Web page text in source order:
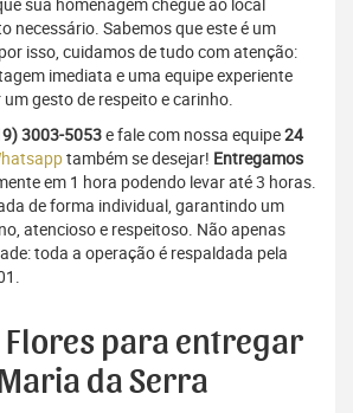
necessário. Sabemos que este é um
isso, cuidamos de tudo com atenção:
imediata e uma equipe experiente
gesto de respeito e carinho.
3003-5053e fale com nossa equipe24
também se desejar! Entregamos
em 1 hora podendo levar até 3 horas.
de forma individual, garantindo um
atencioso e respeitoso. Não apenas
toda a operação é respaldada pela
Flores para entregar
da Serra